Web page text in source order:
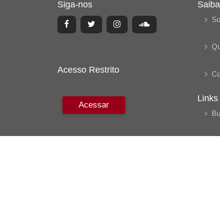
Siga-nos
Acesso Restrito
Acessar